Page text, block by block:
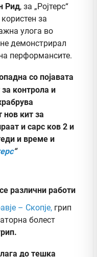
Рид, за „Ројтерс“
за
улога во
демонстрирал
перформансите.
со појавата
контрола и
нов кит за
и сарс ков 2 и
и време и
“
различни работи
– Скопје, грип
болест
до тешка